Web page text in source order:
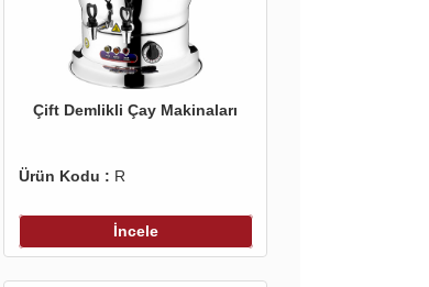
Çift Demlikli Çay Makinaları
Ürün Kodu : R
İncele